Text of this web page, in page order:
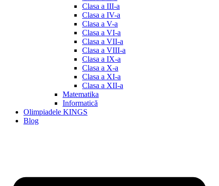
Clasa a III-a
Clasa a IV-a
Clasa a V-a
Clasa a VI-a
Clasa a VII-a
Clasa a VIII-a
Clasa a IX-a
Clasa a X-a
Clasa a XI-a
Clasa a XII-a
Matematika
Informatică
Olimpiadele KINGS
Blog